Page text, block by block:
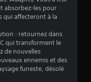
1
3
4
absorbez-les pour
qui affecteront à la
: retournez dans
qui transforment le
de nouvelles
ennemis et des
funeste, désolé